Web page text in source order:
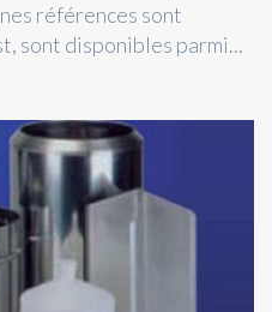
références sont
sont disponibles parmi...